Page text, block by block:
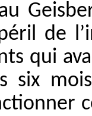
de
qui
six